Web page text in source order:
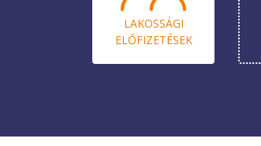
LAKOSSÁGI
ELŐ­FIZETÉSEK